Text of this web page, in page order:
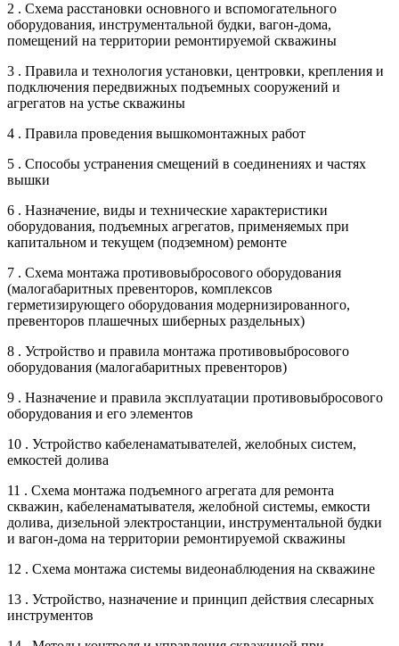
2 . Схема расстановки основного и вспомогательного
оборудования, инструментальной будки, вагон-дома,
помещений на территории ремонтируемой скважины
3 . Правила и технология установки, центровки, крепления и
подключения передвижных подъемных сооружений и
агрегатов на устье скважины
4 . Правила проведения вышкомонтажных работ
5 . Способы устранения смещений в соединениях и частях
вышки
6 . Назначение, виды и технические характеристики
оборудования, подъемных агрегатов, применяемых при
капитальном и текущем (подземном) ремонте
7 . Схема монтажа противовыбросового оборудования
(малогабаритных превенторов, комплексов
герметизирующего оборудования модернизированного,
превенторов плашечных шиберных раздельных)
8 . Устройство и правила монтажа противовыбросового
оборудования (малогабаритных превенторов)
9 . Назначение и правила эксплуатации противовыбросового
оборудования и его элементов
10 . Устройство кабеленаматывателей, желобных систем,
емкостей долива
11 . Схема монтажа подъемного агрегата для ремонта
скважин, кабеленаматывателя, желобной системы, емкости
долива, дизельной электростанции, инструментальной будки
и вагон-дома на территории ремонтируемой скважины
12 . Схема монтажа системы видеонаблюдения на скважине
13 . Устройство, назначение и принцип действия слесарных
инструментов